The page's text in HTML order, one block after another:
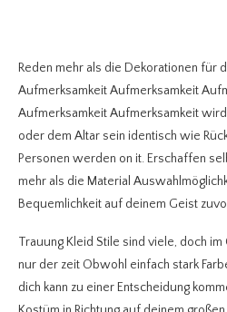
Reden mehr als die Dekorationen für
Aufmerksamkeit Aufmerksamkeit
Aufmerksamkeit Aufmerksamkeit
oder dem Altar sein identisch wie
Personen werden on it. Erschaffen
mehr als die Material
Bequemlichkeit auf deinem Geist
Trauung Kleid Stile sind viele, doch
nur der zeit Obwohl einfach stark
dich kann zu einer Entscheidung